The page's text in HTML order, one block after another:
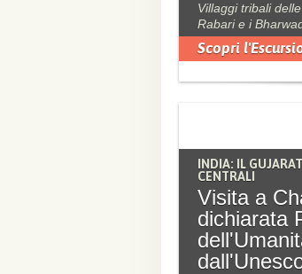
Villaggi tribali
Rabari e i
Scopri
INDIA: IL
CENTRALI
Visita a
dichiarata